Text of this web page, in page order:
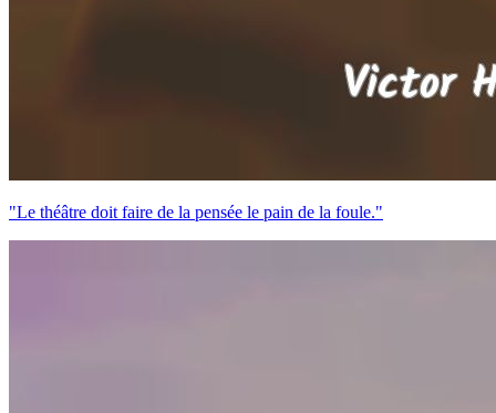
"Le théâtre doit faire de la pensée le pain de la foule."